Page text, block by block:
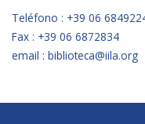
Teléfono : +39 06
Fax : +39 06 6872834
email : biblioteca@iila.org